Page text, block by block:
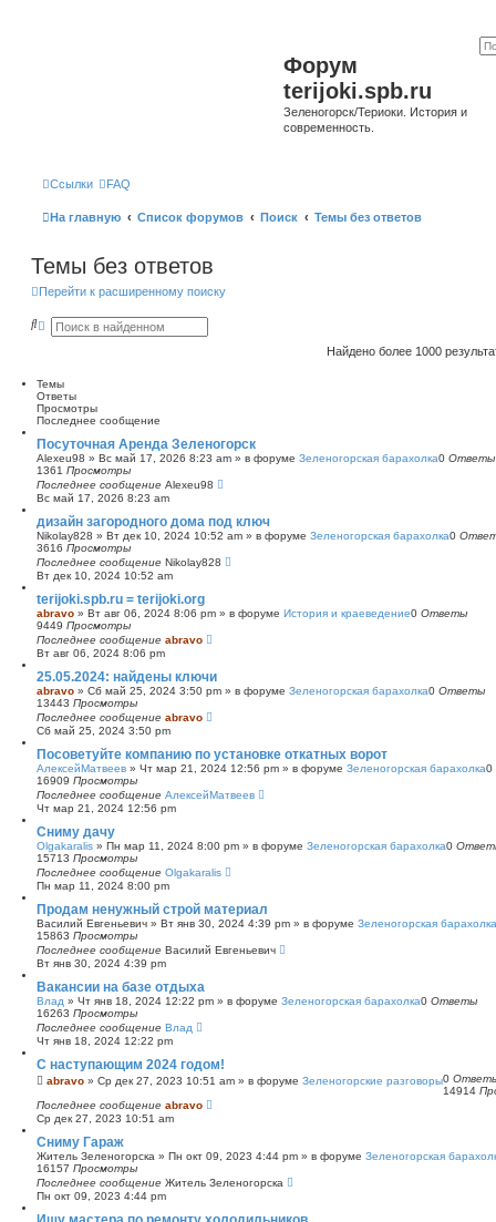
Форум
terijoki.spb.ru
Зеленогорск/Териоки. История и
современность.
Ссылки FAQ
На главную Список форумов Поиск Темы без ответов
Темы без ответов
Перейти к расширенному поиску
П Р
р
е
н
н
ы
й
п
о
и
к
Найдено более 1000
Темы
Ответы
Просмотры
Последнее сообщение
Посуточная Аренда Зеленогорск
Alexeu98 » Вс май 17, 2026 8:23 am » в форуме Зеленогорская барахолка0 Ответы
1361 Просмотры
Последнее сообщение Alexeu98
Вс май 17, 2026 8:23 am
дизайн загородного дома под ключ
Nikolay828 » Вт дек 10, 2024 10:52 am » в форуме Зеленогорская барахолка0
3616 Просмотры
Последнее сообщение Nikolay828
Вт дек 10, 2024 10:52 am
terijoki.spb.ru = terijoki.org
abravo » Вт авг 06, 2024 8:06 pm » в форуме История и краеведение0 Ответы
9449 Просмотры
Последнее сообщение abravo
Вт авг 06, 2024 8:06 pm
25.05.2024: найдены ключи
abravo » Сб май 25, 2024 3:50 pm » в форуме Зеленогорская барахолка0 Ответы
13443 Просмотры
Последнее сообщение abravo
Сб май 25, 2024 3:50 pm
Посоветуйте компанию по установке откатных ворот
АлексейМатвеев » Чт мар 21, 2024 12:56 pm » в форуме Зеленогорская барахолка0
16909 Просмотры
Последнее сообщение АлексейМатвеев
Чт мар 21, 2024 12:56 pm
Сниму дачу
Olgakaralis » Пн мар 11, 2024 8:00 pm » в форуме Зеленогорская барахолка0
15713 Просмотры
Последнее сообщение Olgakaralis
Пн мар 11, 2024 8:00 pm
Продам ненужный строй материал
Василий Евгеньевич » Вт янв 30, 2024 4:39 pm » в форуме Зеленогорская барахолка
15863 Просмотры
Последнее сообщение Василий Евгеньевич
Вт янв 30, 2024 4:39 pm
Вакансии на базе отдыха
Влад » Чт янв 18, 2024 12:22 pm » в форуме Зеленогорская барахолка0 Ответы
16263 Просмотры
Последнее сообщение Влад
Чт янв 18, 2024 12:22 pm
С наступающим 2024 годом!
abravo » Ср дек 27, 2023 10:51 am » в форуме Зеленогорские разговоры0
14914
Последнее сообщение abravo
Ср дек 27, 2023 10:51 am
Сниму Гараж
Житель Зеленогорска » Пн окт 09, 2023 4:44 pm » в форуме Зеленогорская
16157 Просмотры
Последнее сообщение Житель Зеленогорска
Пн окт 09, 2023 4:44 pm